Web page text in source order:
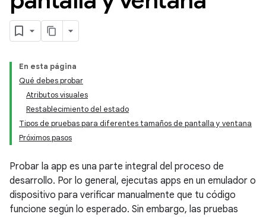
En esta página
Qué debes probar
Atributos visuales
Restablecimiento del estado
Tipos de pruebas para diferentes tamaños de pantalla y ventana
Próximos pasos
Probar la app es una parte integral del proceso de
desarrollo. Por lo general, ejecutas apps en un emulador o
dispositivo para verificar manualmente que tu código
funcione según lo esperado. Sin embargo, las pruebas